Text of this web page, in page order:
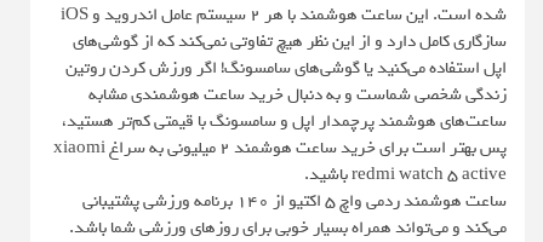
شده است. این ساعت هوشمند با هر ۲ سیستم عامل اندروید و iOS
سازگاری کامل دارد و از این نظر هیچ تفاوتی نمی‌کند که از گوشی‌های
اپل استفاده می‌کنید یا گوشی‌های سامسونگ! اگر ورزش کردن روتین
زندگی شخصی شماست و به دنبال خرید ساعت هوشمندی مشابه
ساعت‌های هوشمند پرچمدار اپل و سامسونگ با قیمتی کم‌تر هستید،
پس بهتر است برای خرید ساعت هوشمند ۲ میلیونی به سراغ xiaomi
redmi watch 5 active باشید.
ساعت هوشمند ردمی واچ ۵ اکتیو از 140 برنامه ورزشی پشتیبانی
می‌کند و می‌تواند همراه بسیار خوبی برای روزهای ورزشی شما باشد.